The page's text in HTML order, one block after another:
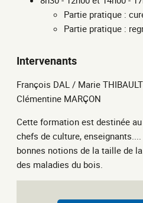
Partie pratique :
Partie pratique :
Intervenants
François DAL / Marie
Clémentine MARÇON
Cette formation est destinée
chefs de culture,
bonnes notions de la taille de
des maladies du bois.